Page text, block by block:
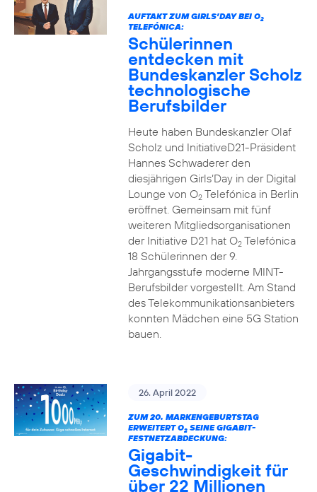
AUFTAKT ZUM GIRLS’DAY BEI O2
TELEFÓNICA:
Schülerinnen
entdecken mit
Bundeskanzler Scholz
technologische
Berufsbilder
Heute haben Bundeskanzler Olaf
Scholz und InitiativeD21-Präsident
Hannes Schwaderer den
diesjährigen Girls‘Day in der Digital
Lounge von O2Telefónica in Berlin
eröffnet. Gemeinsam mit fünf
weiteren Mitgliedsorganisationen
der Initiative D21 hat O2Telefónica
18 Schülerinnen der 9.
Jahrgangsstufe moderne MINT-
Berufsbilder vorgestellt. Am Stand
des Telekommunikationsanbieters
konnten Mädchen eine 5G Station
bauen.
26. April 2022
ZUM 20. MARKENGEBURTSTAG
ERWEITERT O2SEINE GIGABIT-
FESTNETZABDECKUNG:
Gigabit-
Geschwindigkeit für
über 22 Millionen